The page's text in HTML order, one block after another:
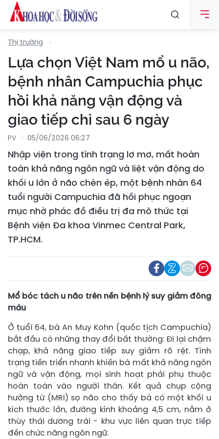
Thị trường
Lựa chọn Việt Nam mổ u não,
bệnh nhân Campuchia phục
hồi khả năng vận động và
giao tiếp chỉ sau 6 ngày
PV 05/06/2026 06:27
Nhập viện trong tình trạng lơ mơ, mất hoàn
toàn khả năng ngôn ngữ và liệt vận động do
khối u lớn ở não chèn ép, một bệnh nhân 64
tuổi người Campuchia đã hồi phục ngoạn
mục nhờ phác đồ điều trị đa mô thức tại
Bệnh viện Đa khoa Vinmec Central Park,
TP.HCM.
Mổ bóc tách u não trên nền bệnh lý suy giảm đông
máu
Ở tuổi 64, bà An Muy Kohn (quốc tịch Campuchia)
bắt đầu có những thay đổi bất thường: Đi lại chậm
chạp, khả năng giao tiếp suy giảm rõ rệt. Tình
trạng tiến triển nhanh khiến bà mất khả năng ngôn
ngữ và vận động, mọi sinh hoạt phải phụ thuộc
hoàn toàn vào người thân. Kết quả chụp cộng
hưởng từ (MRI) sọ não cho thấy bà có một khối u
kích thước lớn, đường kính khoảng 4,5 cm, nằm ở
thùy thái dương trái - khu vực liên quan trực tiếp
đến chức năng ngôn ngữ.